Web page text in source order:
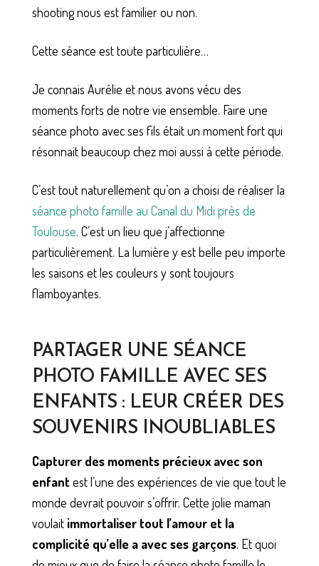
shooting nous est familier ou non.
Cette séance est toute particulière…
Je connais Aurélie et nous avons vécu des
moments forts de notre vie ensemble. Faire une
séance photo avec ses fils était un moment fort qui
résonnait beaucoup chez moi aussi à cette période.
C’est tout naturellement qu’on a choisi de réaliser la
séance photo famille au Canal du Midi près de
Toulouse. C’est un lieu que j’affectionne
particulièrement. La lumière y est belle peu importe
les saisons et les couleurs y sont toujours
flamboyantes.
PARTAGER UNE SÉANCE
PHOTO FAMILLE AVEC SES
ENFANTS : LEUR CRÉER DES
SOUVENIRS INOUBLIABLES
Capturer des moments précieux avec son
enfant est l’une des expériences de vie que tout le
monde devrait pouvoir s’offrir. Cette jolie maman
voulait immortaliser tout l’amour et la
complicité qu’elle a avec ses garçons. Et quoi